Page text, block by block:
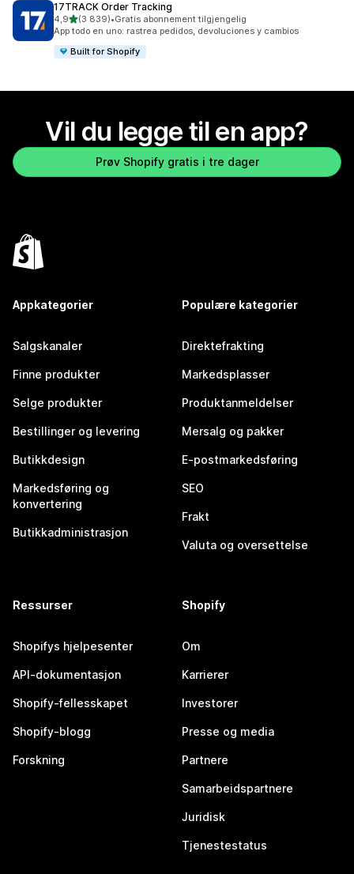
17TRACK Order Tracking
4,9av 5 stjerner
(3 839)
Totalt 3839 omtaler
•Gratis abonnement tilgjengelig
App todo en uno: rastrea pedidos, devoluciones y cambios
Built for Shopify
Vil du legge til en app?
Prøv Shopify gratis i tre dager
Appkategorier
Salgskanaler
Finne produkter
Selge produkter
Bestillinger og levering
Butikkdesign
Markedsføring og
konvertering
Butikkadministrasjon
Populære kategorier
Direktefrakting
Markedsplasser
Produktanmeldelser
Mersalg og pakker
E-postmarkedsføring
SEO
Frakt
Valuta og oversettelse
Ressurser
Shopifys hjelpesenter
API-dokumentasjon
Shopify-fellesskapet
Shopify-blogg
Forskning
Shopify
Om
Karrierer
Investorer
Presse og media
Partnere
Samarbeidspartnere
Juridisk
Tjenestestatus